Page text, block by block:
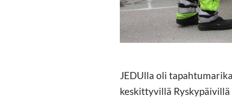
JEDUlla oli
keskittyvillä